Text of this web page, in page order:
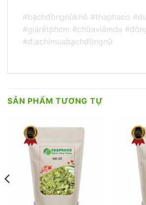
#bạchđồngnữkhô #thaphaco
#giárẻtphcm #chữaviêmda
#địachỉmuabạchđồngnữ
SẢN PHẨM TƯƠNG TỰ